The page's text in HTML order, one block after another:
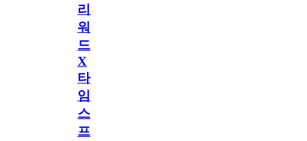
리
워
드
X
타
임
스
프